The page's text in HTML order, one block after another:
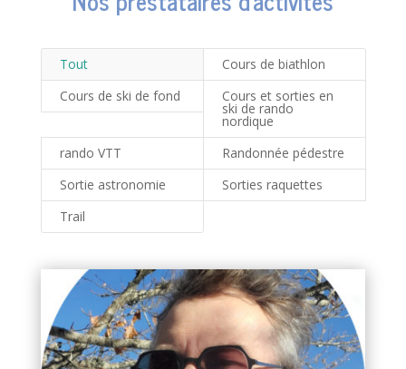
Tout
Cours de biathlon
Cours de ski de fond
Cours et sorties en
ski de rando
nordique
rando VTT
Randonnée pédestre
Sortie astronomie
Sorties raquettes
Trail